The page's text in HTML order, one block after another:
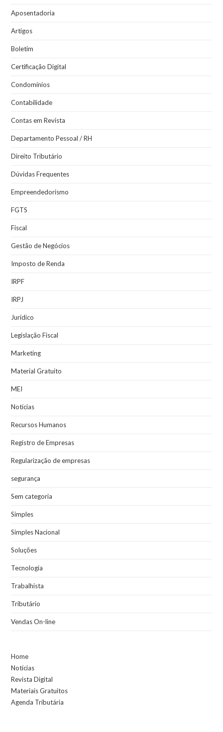
Aposentadoria
Artigos
Boletim
Certificação Digital
Condomínios
Contabilidade
Contas em Revista
Departamento Pessoal / RH
Direito Tributário
Dúvidas Frequentes
Empreendedorismo
FGTS
Fiscal
Gestão de Negócios
Imposto de Renda
IRPF
IRPJ
Jurídico
Legislação Fiscal
Marketing
Material Gratuito
MEI
Notícias
Recursos Humanos
Registro de Empresas
Regularização de empresas
segurança
Sem categoria
Simples
Simples Nacional
Soluções
Tecnologia
Trabalhista
Tributário
Vendas On-line
Home
Notícias
Revista Digital
Materiais Gratuitos
Agenda Tributária